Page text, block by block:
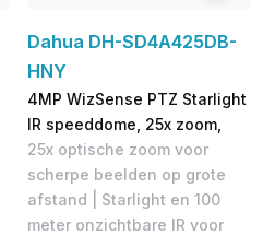
Dahua DH-SD4A425DB-
HNY
4MP WizSense PTZ Starlight
IR speeddome, 25x zoom,
25x optische zoom voor
scherpe beelden op grote
afstand | Starlight en 100
meter onzichtbare IR voor